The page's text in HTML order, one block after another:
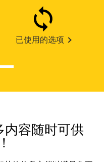
已使用的选项
内容随时可供